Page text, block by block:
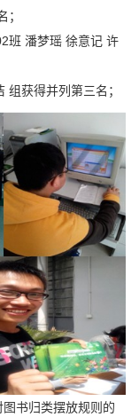
班 潘梦瑶 徐意记 许
获得并列第三名；
书归类摆放规则的